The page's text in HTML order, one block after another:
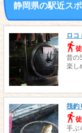
静岡県の駅近ス
ロコ
昔の
楽し
筏釣
手ぶ